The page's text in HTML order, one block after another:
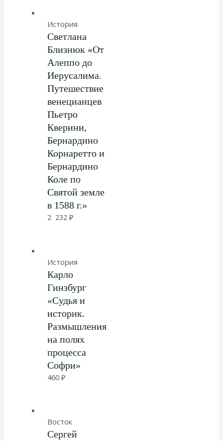
История
Светлана
Близнюк «От
Алеппо до
Иерусалима.
Путешествие
венецианцев
Пьетро
Кверини,
Бернардино
Корнаретто и
Бернардино
Коле по
Святой земле
в 1588 г.»
2 232₽
История
Карло
Гинзбург
«Судья и
историк.
Размышления
на полях
процесса
Софри»
460₽
Восток
Сергей